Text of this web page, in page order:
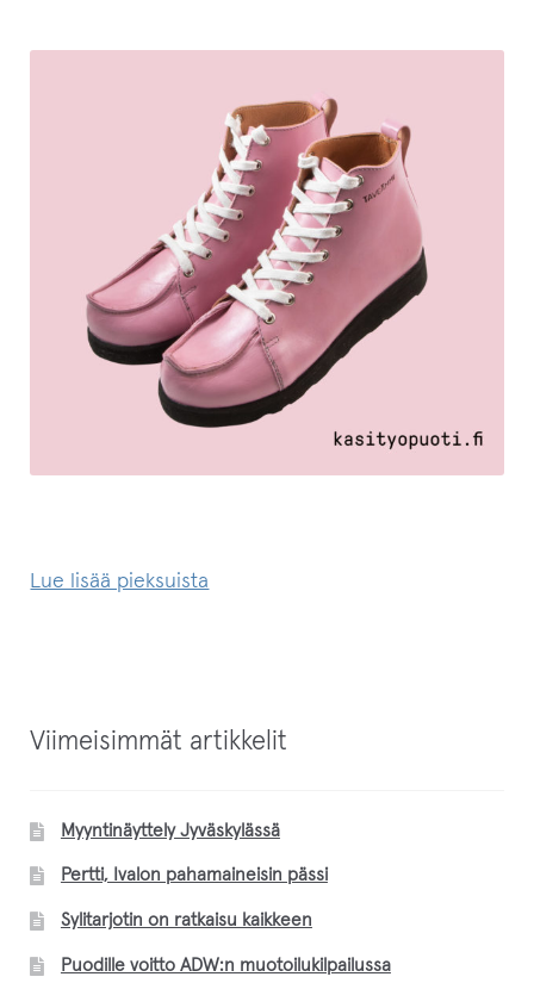
Lue lisää pieksuista
Viimeisimmät artikkelit
Myyntinäyttely Jyväskylässä
Pertti, Ivalon pahamaineisin pässi
Sylitarjotin on ratkaisu kaikkeen
Puodille voitto ADW:n muotoilukilpailussa